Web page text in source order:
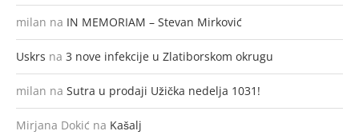
milan na IN MEMORIAM – Stevan Mirković
Uskrs na 3 nove infekcije u Zlatiborskom okrugu
milan na Sutra u prodaji Užička nedelja 1031!
Mirjana Dokić na Kašalj